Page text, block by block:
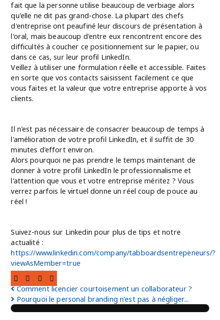
fait que la personne utilise beaucoup de verbiage alors
qu'elle ne dit pas grand-chose. La plupart des chefs
d'entreprise ont peaufiné leur discours de présentation à
l'oral, mais beaucoup d'entre eux rencontrent encore des
difficultés à coucher ce positionnement sur le papier, ou
dans ce cas, sur leur profil LinkedIn.
Veillez à utiliser une formulation réelle et accessible. Faites
en sorte que vos contacts saisissent facilement ce que
vous faites et la valeur que votre entreprise apporte à vos
clients.
Il n'est pas nécessaire de consacrer beaucoup de temps à
l'amélioration de votre profil LinkedIn, et il suffit de 30
minutes d'effort environ.
Alors pourquoi ne pas prendre le temps maintenant de
donner à votre profil LinkedIn le professionnalisme et
l'attention que vous et votre entreprise méritez ? Vous
verrez parfois le virtuel donne un réel coup de pouce au
réel !
Suivez-nous sur Linkedin pour plus de tips et notre
actualité :
https://www.linkedin.com/company/tabboardsentrepeneurs/?
viewAsMember=true
Comment licencier courtoisement un collaborateur ?
Pourquoi le personal branding n’est pas à négliger...